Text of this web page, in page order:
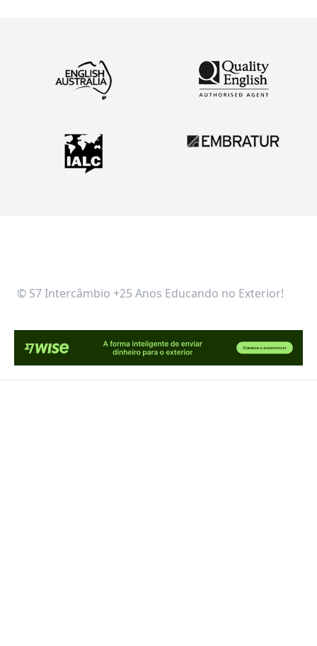
© S7 Intercâmbio +25 Anos Educando no Exterior!